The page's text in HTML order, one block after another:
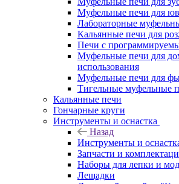
Муфельные печи для
Лабораторные
Кальянные печи для
Печи с
Муфельные печи для
использования
Муфельные печи для
Тигельные муфельные
Кальянные печи
Гончарные круги
Инструменты и оснастка
Назад
Инструменты и
Запчасти и
Наборы для лепки и
Лещадки